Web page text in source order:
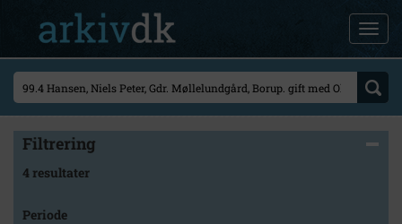
Filtrering
4 resultater
Periode